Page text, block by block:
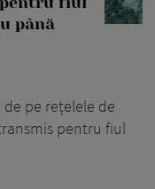
până
pe rețelele de
pentru fiul